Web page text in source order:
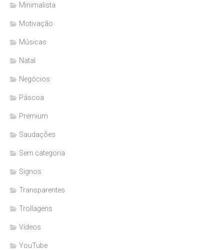
Minimalista
Motivação
Músicas
Natal
Negócios
Páscoa
Premium
Saudações
Sem categoria
Signos
Transparentes
Trollagens
Vídeos
YouTube